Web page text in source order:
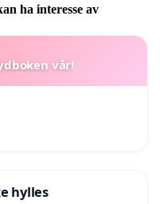
ha interesse av
vår!
hylles